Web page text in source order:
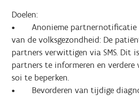
Doelen:
• Anonieme partnernotificatie
van de volksgezondheid: De
partners verwittigen via SMS. Dit
partners te informeren en verdere
soi te beperken.
• Bevorderen van tijdige